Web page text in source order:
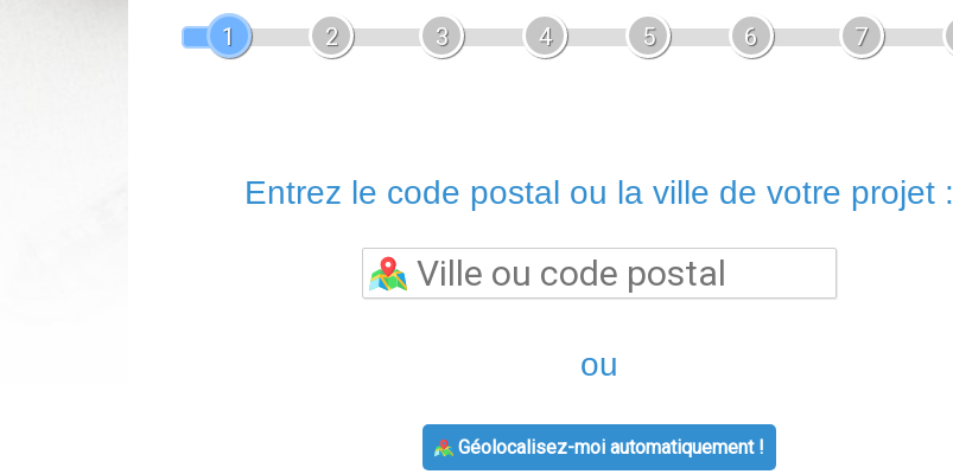
1
2 3 4 5 6 7
Entrez le code postal ou la ville de votre projet :
ou
Géolocalisez-moi automatiquement !